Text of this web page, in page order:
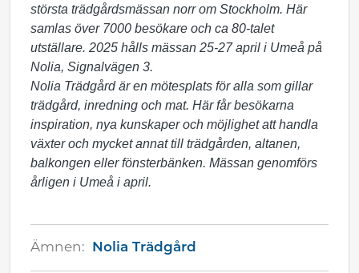
största trädgårdsmässan norr om Stockholm. Här
samlas över 7000 besökare och ca 80-talet
utställare. 2025 hålls mässan 25-27 april i Umeå på
Nolia, Signalvägen 3.
Nolia Trädgård är en mötesplats för alla som gillar
trädgård, inredning och mat. Här får besökarna
inspiration, nya kunskaper och möjlighet att handla
växter och mycket annat till trädgården, altanen,
balkongen eller fönsterbänken. Mässan genomförs
årligen i Umeå i april.
Ämnen: Nolia Trädgård